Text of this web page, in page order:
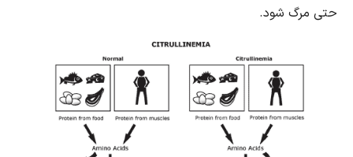
حتی مرگ شود.